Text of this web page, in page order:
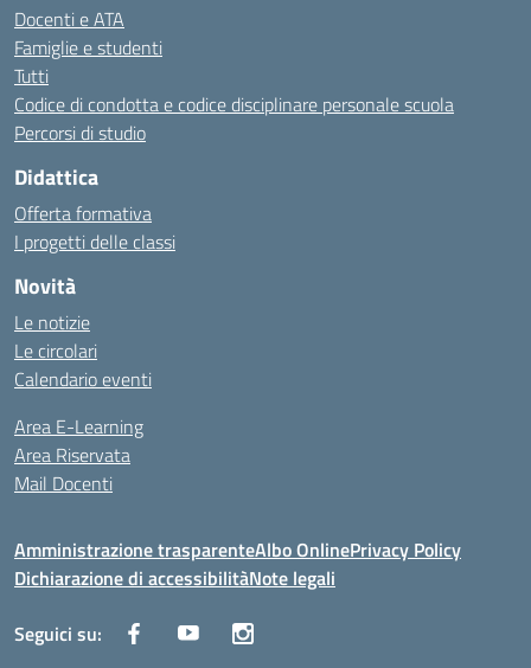
Docenti e ATA
Famiglie e studenti
Tutti
Codice di condotta e codice disciplinare personale scuola
Percorsi di studio
Didattica
Offerta formativa
I progetti delle classi
Novità
Le notizie
Le circolari
Calendario eventi
Area E-Learning
Area Riservata
Mail Docenti
Amministrazione trasparenteAlbo OnlinePrivacy Policy
Dichiarazione di accessibilitàNote legali
Seguici su: